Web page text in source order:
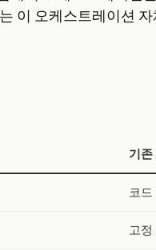
는 이 오케스트레이션
기
코
고정